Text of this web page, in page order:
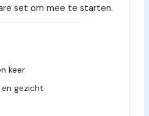
set om mee te starten.
keer
gezicht